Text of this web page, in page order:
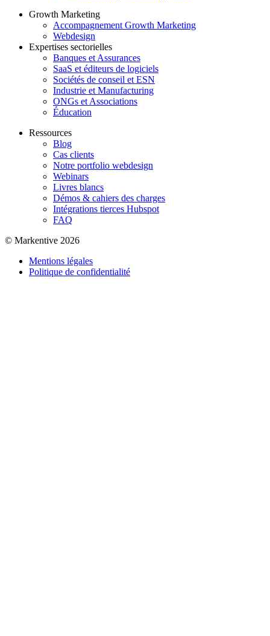
Growth Marketing
Accompagnement Growth Marketing
Webdesign
Expertises sectorielles
Banques et Assurances
SaaS et éditeurs de logiciels
Sociétés de conseil et ESN
Industrie et Manufacturing
ONGs et Associations
Éducation
Ressources
Blog
Cas clients
Notre portfolio webdesign
Webinars
Livres blancs
Démos & cahiers des charges
Intégrations tierces Hubspot
FAQ
© Markentive 2026
Mentions légales
Politique de confidentialité